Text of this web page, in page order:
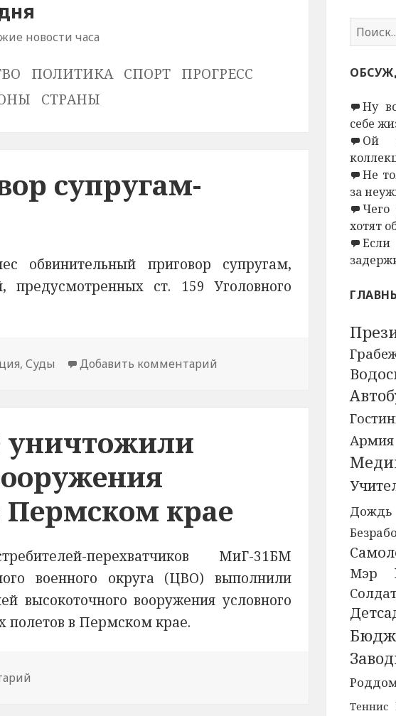
новости часа
ПОЛИТИКА СПОРТ
ПРОГРЕСС
СТРАНЫ
Н
а
т
:
Ну
себе
Ой
Не
за
хотят
Армия
Дождь
Мэр
Теннис
супругам-
обвинительный приговор супругам,
ст. 159 Уголовного
,Суды Добавить комментарий к новости В Перми вынесен
Пермском крае
перехватчиков МиГ-31БМ
военного округа (ЦВО) выполнили
высокоточного вооружения условного
полетов в Пермском крае.
к новости Экипажи МиГ-31БМ ЦВО уничтожили группу